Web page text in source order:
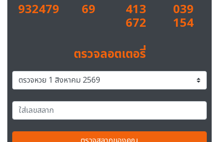
932479 69 413
672
039
154
ตรวจลอตเตอรี่